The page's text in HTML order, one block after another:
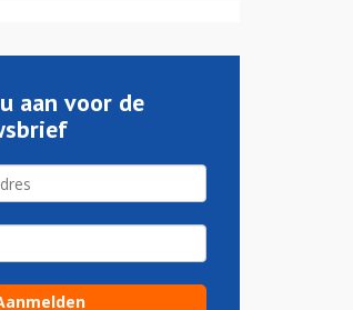
aan voor de